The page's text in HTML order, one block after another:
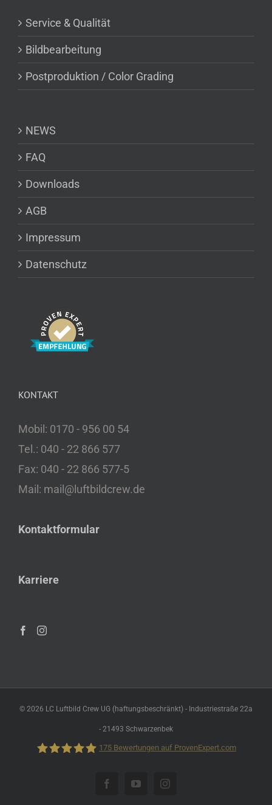
Service & Qualität
Bildbearbeitung
Postproduktion / Color Grading
NEWS
FAQ
Downloads
AGB
Impressum
Datenschutz
KONTAKT
Mobil: 0170 - 956 00 54
Tel.: 040 - 22 866 577
Fax: 040 - 22 866 577-5
Mail: mail@luftbildcrew.de
Kontaktformular
Karriere
© 2026 LC Luftbild Crew UG (haftungsbeschränkt) - Industriestraße 22a
- 21493 Schwarzenbek
175 Bewertungen auf ProvenExpert.com
FacebookYouTubeInstagram